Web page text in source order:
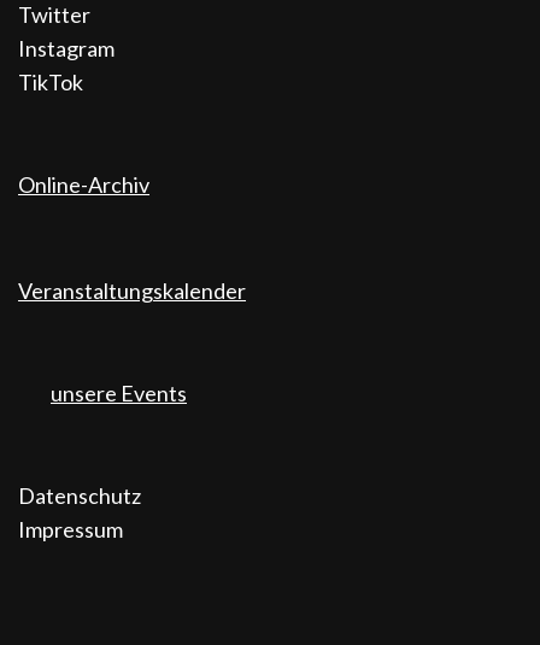
Twitter
Instagram
TikTok
Online-Archiv
Veranstaltungskalender
unsere Events
Datenschutz
Impressum